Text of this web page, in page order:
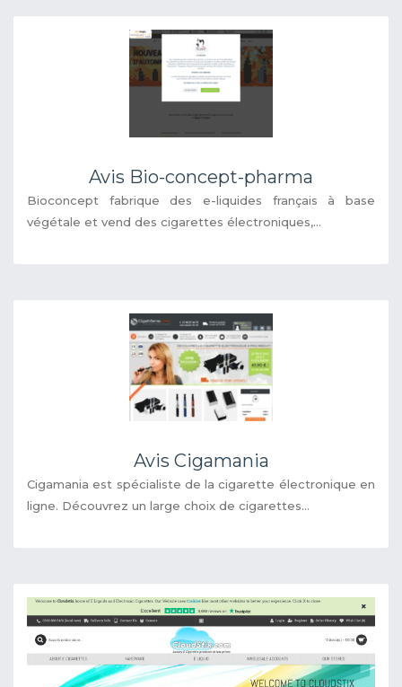
Avis Bio-concept-pharma
Bioconcept fabrique des e-liquides français à base
végétale et vend des cigarettes électroniques,...
Avis Cigamania
Cigamania est spécialiste de la cigarette électronique en
ligne. Découvrez un large choix de cigarettes...